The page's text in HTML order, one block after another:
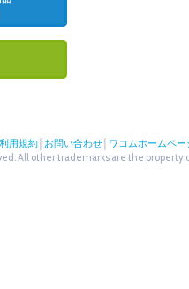
利用規約 お問い合わせ ワコムホームペー
All other trademarks are the